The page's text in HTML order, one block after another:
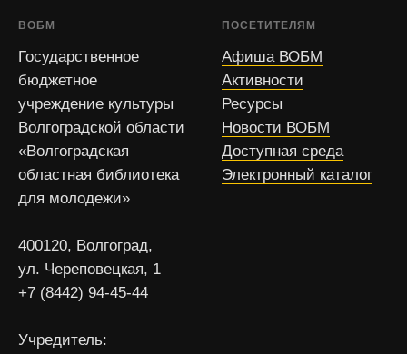
ВОБМ
Государственное
бюджетное
учреждение культуры
Волгоградской области
«Волгоградская
областная библиотека
для молодежи»
400120, Волгоград,
ул. Череповецкая, 1
+7 (8442) 94-45-44
Учредитель:
ПОСЕТИТЕЛЯМ
Афиша ВОБМ
Активности
Ресурсы
Новости ВОБМ
Доступная среда
Электронный каталог